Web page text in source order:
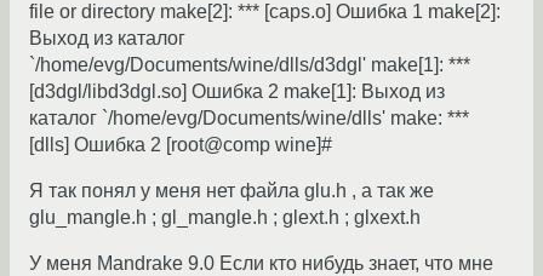
file or directory make[2]: *** [caps.o] Ошибка 1 make[2]:
Выход из каталог
`/home/evg/Documents/wine/dlls/d3dgl' make[1]: ***
[d3dgl/libd3dgl.so] Ошибка 2 make[1]: Выход из
каталог `/home/evg/Documents/wine/dlls' make: ***
[dlls] Ошибка 2 [root@comp wine]#
Я так понял у меня нет файла glu.h , а так же
glu_mangle.h ; gl_mangle.h ; glext.h ; glxext.h
У меня Mandrake 9.0 Если кто нибудь знает, что мне